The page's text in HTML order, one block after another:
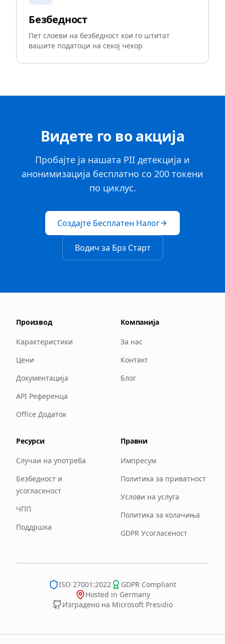
Безбедност
Пет слоеви на безбедност кои го штитат
вашите податоци на секој чекор
Видете го во акција
Пробајте ја нашата PII детекција и
анонимизација бесплатно со 200 токени
по циклус.
Создајте Бесплатен Налог
Водич за Брз Старт
Производ
Карактеристики
Цени
Документација
API Референца
Office Додаток
Компанија
За нас
Контакт
Блог
Ресурси
Случаи на употреба
Безбедност и
усогласеност
ЧПП
Поддршка
Правни
Импресум
Политика за приватност
Услови на услуга
Политика за колачиња
GDPR Усогласеност
ISO 27001:2022
GDPR Compliant
Hosted in Germany
Изградено на Microsoft Presidio